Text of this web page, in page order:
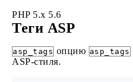
PHP 5.x 5.6
Теги ASP
asp_tags опцию asp_tags
ASP-стиля.